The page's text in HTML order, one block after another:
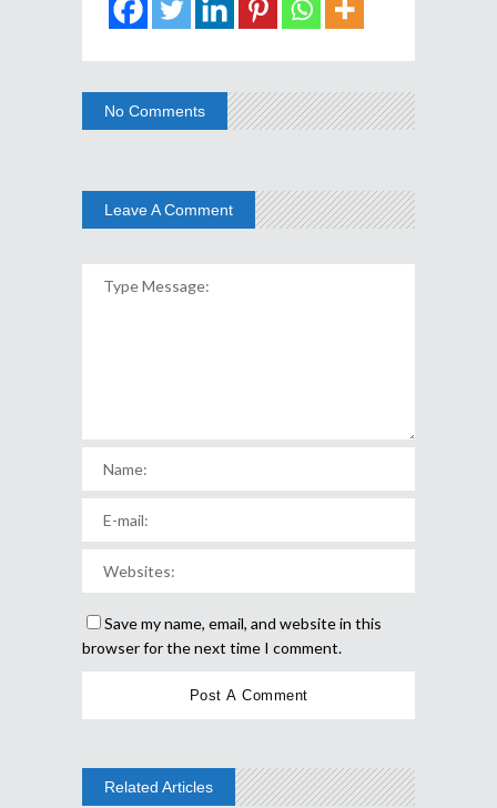
No Comments
Leave A Comment
Save my name, email, and website in this
browser for the next time I comment.
Related Articles